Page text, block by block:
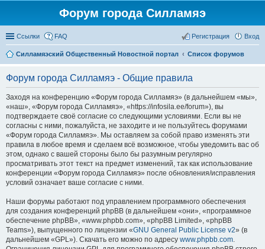
Форум города Силламяэ
Ссылки FAQ Вход
Регистрация
Силламяэский Общественный Новостной портал Список форумов
Форум города Силламяэ - Общие правила
Заходя на конференцию «Форум города Силламяэ» (в дальнейшем «мы»,
«наш», «Форум города Силламяэ», «https://infosila.ee/forum»), вы
подтверждаете своё согласие со следующими условиями. Если вы не
согласны с ними, пожалуйста, не заходите и не пользуйтесь форумами
«Форум города Силламяэ». Мы оставляем за собой право изменять эти
правила в любое время и сделаем всё возможное, чтобы уведомить вас об
этом, однако с вашей стороны было бы разумным регулярно
просматривать этот текст на предмет изменений, так как использование
конференции «Форум города Силламяэ» после обновления/исправления
условий означает ваше согласие с ними.
Наши форумы работают под управлением программного обеспечения
для создания конференций phpBB (в дальнейшем «они», «программное
обеспечение phpBB», «www.phpbb.com», «phpBB Limited», «phpBB
Teams»), выпущенного по лицензии «GNU General Public License v2» (в
дальнейшем «GPL»). Скачать его можно по адресу www.phpbb.com.